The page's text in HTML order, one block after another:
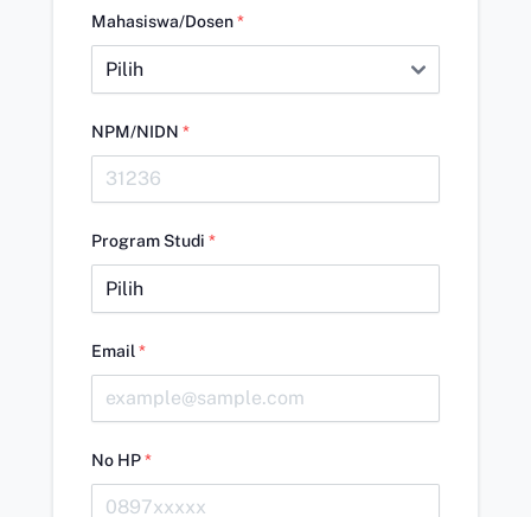
Mahasiswa/Dosen*
NPM/NIDN *
Program Studi *
Email *
No HP*